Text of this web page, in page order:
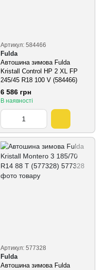
Артикул: 584466
Fulda
Автошина зимова Fulda
Kristall Control HP 2 XL FP
245/45 R18 100 V (584466)
6 586 грн
В наявності
Артикул: 577328
Fulda
Автошина зимова Fulda